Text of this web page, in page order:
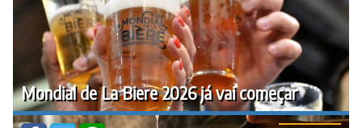
Mondial de La Biere 2026 já vai começar